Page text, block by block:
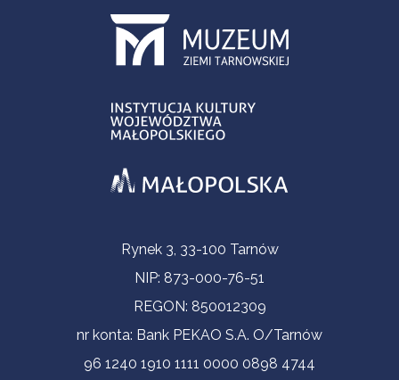
Informacje kontaktoweRynek 3, 33-100 Tarnów
NIP: 873-000-76-51
REGON: 850012309
nr konta: Bank PEKAO S.A. O/Tarnów
96 1240 1910 1111 0000 0898 4744